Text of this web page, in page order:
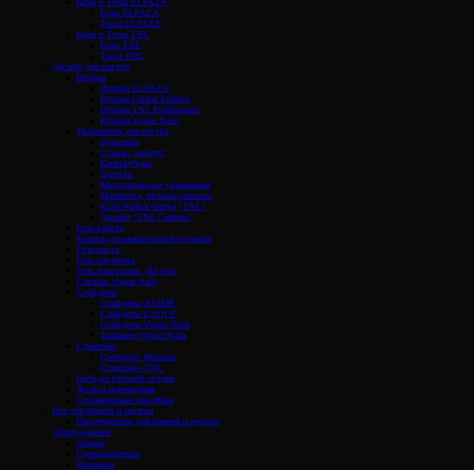
Базы и Топы ELPAZA
Базы ELPAZA
Топы ELPAZA
Базы и Топы TNL
Базы TNL
Топы TNL
Дизайн для ногтей
Втирка
Втирка ELPAZA
Втирка Global Fashion
Втирка TNL Professional
Втирка Vogue Nails
Украшения для ногтей
Бульонки
Стразы, жемчуг
Камифубуки
Блестки
Металлические украшения
Мармелад, меланж-сахарок
КОИ Рыбья чешуя “TNL”
Дизайн “TNL Сияние”
Гель-краска
Краска для акварельной техники
Гель-паста
Гель-паутинка
Гель-пластилин, 4D гель
Снежок Vogue Nails
Слайдеры
Слайдеры ANIME
Слайдеры LAQUE
Слайдеры Vogue Nails
Трафарет Vogue Nails
Стемпинг
Стемпинг Малина
Стемпинг-TNL
Нить на клеевой основе
Фольга переводная
Силиконовые наклейки
Все для бровей и ресниц
Инструменты для бровей и ресниц
Оборудование
Лампы
Стерилизаторы
Вытяжки